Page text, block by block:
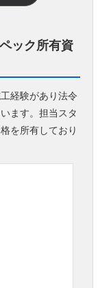
ック所有資
経験があり法令
ます。担当スタ
を所有しており